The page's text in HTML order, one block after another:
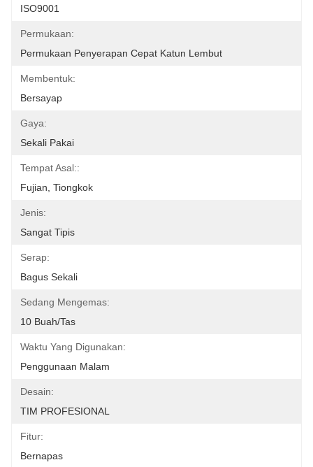
ISO9001
Permukaan:
Permukaan Penyerapan Cepat Katun Lembut
Membentuk:
Bersayap
Gaya:
Sekali Pakai
Tempat Asal::
Fujian, Tiongkok
Jenis:
Sangat Tipis
Serap:
Bagus Sekali
Sedang Mengemas:
10 Buah/tas
Waktu Yang Digunakan:
Penggunaan Malam
Desain:
TIM PROFESIONAL
Fitur:
Bernapas